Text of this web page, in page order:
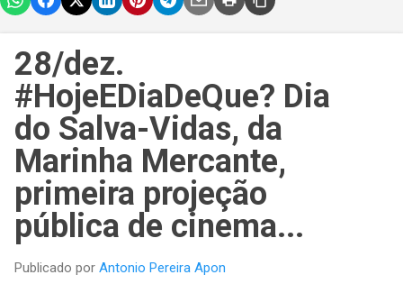
28/dez.
#HojeEDiaDeQue? Dia
do Salva-Vidas, da
Marinha Mercante,
primeira projeção
pública de cinema...
Publicado por Antonio Pereira Apon